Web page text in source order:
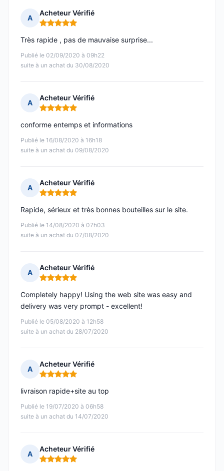
A
Acheteur Vérifié
Note : 5 sur 5
Publié le 02/09/2020 à 09h22
suite à un achat du 30/08/2020
Très rapide , pas de mauvaise surprise...
A
Acheteur Vérifié
Note : 5 sur 5
Publié le 16/08/2020 à 16h18
suite à un achat du 09/08/2020
conforme entemps et informations
A
Acheteur Vérifié
Note : 5 sur 5
Publié le 14/08/2020 à 07h03
suite à un achat du 07/08/2020
Rapide, sérieux et très bonnes bouteilles sur le site.
A
Acheteur Vérifié
Note : 5 sur 5
Publié le 05/08/2020 à 12h58
suite à un achat du 28/07/2020
Completely happy! Using the web site was easy and
delivery was very prompt - excellent!
A
Acheteur Vérifié
Note : 5 sur 5
Publié le 19/07/2020 à 06h58
suite à un achat du 14/07/2020
livraison rapide+site au top
A
Acheteur Vérifié
Note : 5 sur 5